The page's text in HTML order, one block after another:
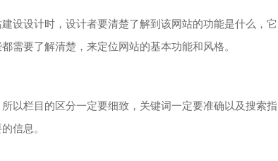
设计时，设计者要清楚了解到该网站的功能是什么，它
需要了解清楚，来定位网站的基本功能和风格。
栏目的区分一定要细致，关键词一定要准确以及搜索指
信息。